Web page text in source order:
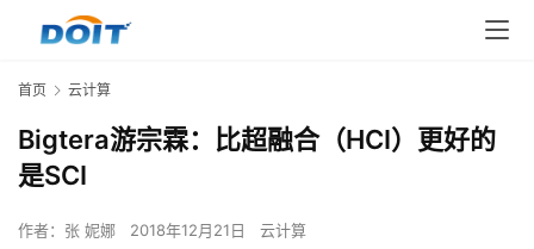
首页 云计算
Bigtera游宗霖：比超融合（HCI）更好的
是SCI
作者： 张 妮娜 2018年12月21日 云计算